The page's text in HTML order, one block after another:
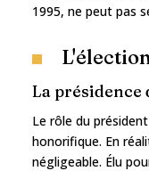
1995, ne peut pas
La présidence
Le rôle du
honorifique. En
négligeable. Élu